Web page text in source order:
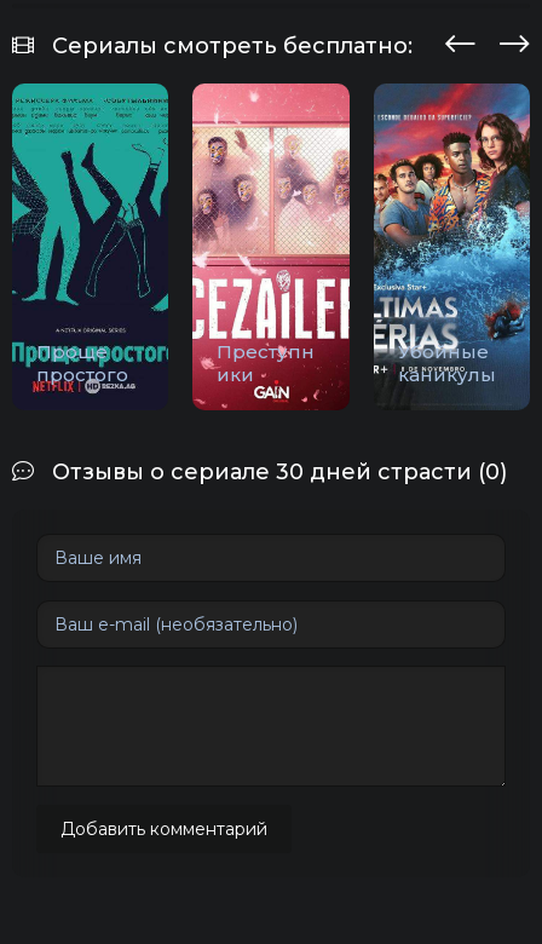
Сериалы смотреть бесплатно:
Проще
простого
Преступн
ики
Убойные
каникулы
Отзывы о сериале 30 дней страсти (0)
Добавить комментарий